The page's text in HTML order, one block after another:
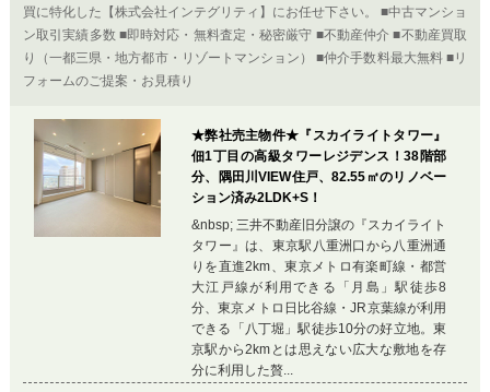
買に特化した【株式会社インテグリティ】にお任せ下さい。 ■中古マンショ
ン取引実績多数 ■即時対応・無料査定・秘密厳守 ■不動産仲介 ■不動産買取
り（一都三県・地方都市・リゾートマンション） ■仲介手数料最大無料 ■リ
フォームのご提案・お見積り
★弊社売主物件★『スカイライトタワー』
佃1丁目の高級タワーレジデンス！38階部
分、隅田川VIEW住戸、82.55㎡のリノベー
ション済み2LDK+S！
&nbsp; 三井不動産旧分譲の『スカイライト
タワー』は、東京駅八重洲口から八重洲通
りを直進2km、東京メトロ有楽町線・都営
大江戸線が利用できる「月島」駅徒歩8
分、東京メトロ日比谷線・JR京葉線が利用
できる「八丁堀」駅徒歩10分の好立地。東
京駅から2kmとは思えない広大な敷地を存
分に利用した贅...